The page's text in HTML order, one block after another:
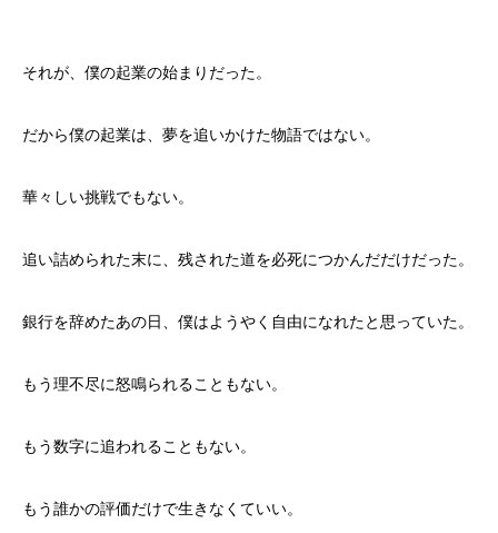
それが、僕の起業の始まりだった。
だから僕の起業は、夢を追いかけた物語ではない。
華々しい挑戦でもない。
追い詰められた末に、残された道を必死につかんだだけだった。
銀行を辞めたあの日、僕はようやく自由になれたと思っていた。
もう理不尽に怒鳴られることもない。
もう数字に追われることもない。
もう誰かの評価だけで生きなくていい。